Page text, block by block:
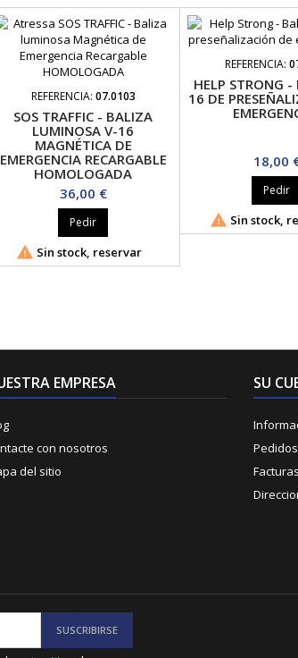
REFERENCIA: 07.0103
SOS TRAFFIC - BALIZA
LUMINOSA V-16
MAGNÉTICA DE
EMERGENCIA RECARGABLE
HOMOLOGADA
Precio
36,00 €
Pedir
 Sin stock, reservar
REFERENCIA:
HELP STRONG
16 DE
Precio
18,00
Pedir
 Sin stock,
EMPRESA
con nosotros
del sitio
SU
Pedidos